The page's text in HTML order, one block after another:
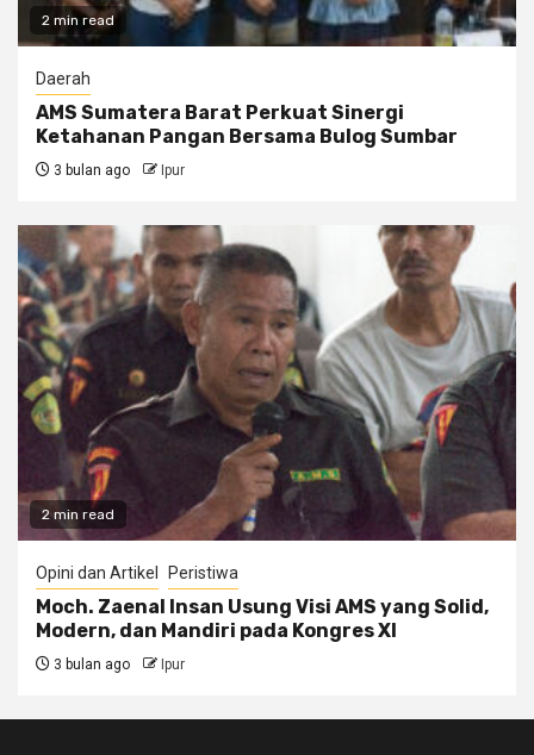
2 min read
Daerah
AMS Sumatera Barat Perkuat Sinergi
Ketahanan Pangan Bersama Bulog Sumbar
3 bulan ago Ipur
2 min read
Opini dan Artikel Peristiwa
Moch. Zaenal Insan Usung Visi AMS yang Solid,
Modern, dan Mandiri pada Kongres XI
3 bulan ago Ipur